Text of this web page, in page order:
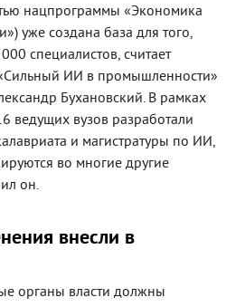
нацпрограммы «Экономика
уже создана база для того,
специалистов, считает
ИИ в промышленности»
Бухановский. В рамках
ведущих вузов разработали
и магистратуры по ИИ,
во многие другие
он.
внесли в
органы власти должны